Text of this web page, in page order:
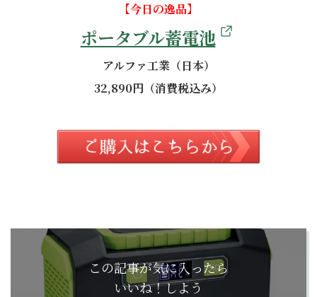
【今日の逸品】
ポータブル蓄電池
アルファ工業（日本）
32,890円（消費税込み）
この記事が気に入ったら
いいね！しよう